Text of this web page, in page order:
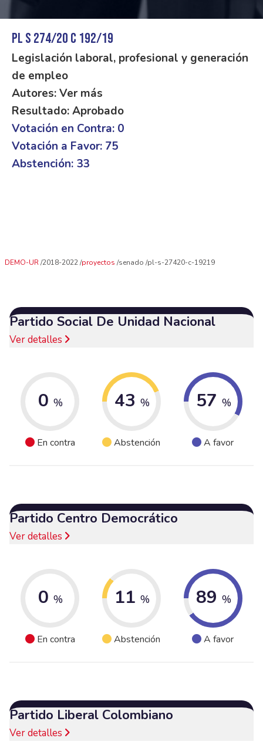
PL S 274/20 C 192/19
Legislación laboral, profesional y generación
de empleo
Autores: Ver más
Resultado: Aprobado
Votación en Contra: 0
Votación a Favor: 75
Abstención: 33
DEMO-UR 2018-2022 proyectos senado pl-s-27420-c-19219
Partido Social De Unidad Nacional
Ver detalles
0 %
En contra
43 %
Abstención
57 %
A favor
Partido Centro Democrático
Ver detalles
0 %
En contra
11 %
Abstención
89 %
A favor
Partido Liberal Colombiano
Ver detalles